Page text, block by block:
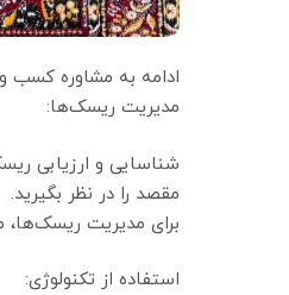
ادامه به مشاوره کسب
مدیریت ریسک‌ها:
شناسایی و ارزیابی
مقصد را در نظر بگیرید.
برای مدیریت ریسک‌ها،
استفاده از تکنولوژی: